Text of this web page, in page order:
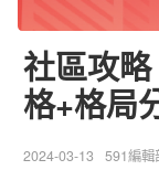
社區攻
格+格局
2024-03-13 591編輯